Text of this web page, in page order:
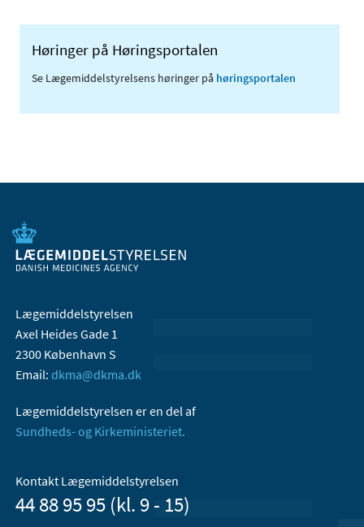
Høringer på Høringsportalen
Se Lægemiddelstyrelsens høringer på høringsportalen
Lægemiddelstyrelsen
Axel Heides Gade 1
2300 København S
Email: dkma@dkma.dk
Lægemiddelstyrelsen er en del af
Sundheds- og Kirkeministeriet.
Kontakt Lægemiddelstyrelsen
44 88 95 95 (kl. 9 - 15)